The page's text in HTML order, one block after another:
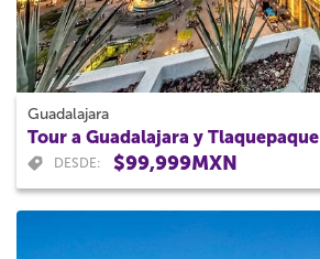
Guadalajara
Tour a Guadalajara y Tlaquepaque
DESDE: $99,999MXN